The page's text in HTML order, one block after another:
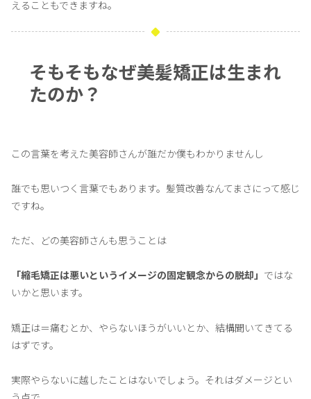
えることもできますね。
そもそもなぜ美髪矯正は生まれ
たのか？
この言葉を考えた美容師さんが誰だか僕もわかりませんし
誰でも思いつく言葉でもあります。髪質改善なんてまさにって感じ
ですね。
ただ、どの美容師さんも思うことは
「縮毛矯正は悪いというイメージの固定観念からの脱却」 ではな
いかと思います。
矯正は＝痛むとか、やらないほうがいいとか、結構聞いてきてる
はずです。
実際やらないに越したことはないでしょう。それはダメージとい